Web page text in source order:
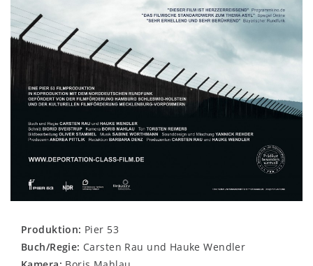
Produktion: Pier 53
Buch/Regie: Carsten Rau und Hauke Wendler